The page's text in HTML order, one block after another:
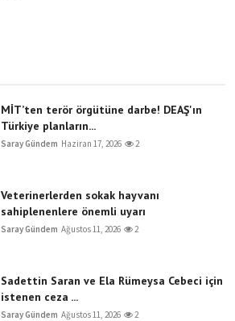
MİT’ten terör örgütüne darbe! DEAŞ'ın
Türkiye planların...
Saray Gündem Haziran 17, 2026 2
Veterinerlerden sokak hayvanı
sahiplenenlere önemli uyarı
Saray Gündem Ağustos 11, 2026 2
Sadettin Saran ve Ela Rümeysa Cebeci için
istenen ceza ...
Saray Gündem Ağustos 11, 2026 2